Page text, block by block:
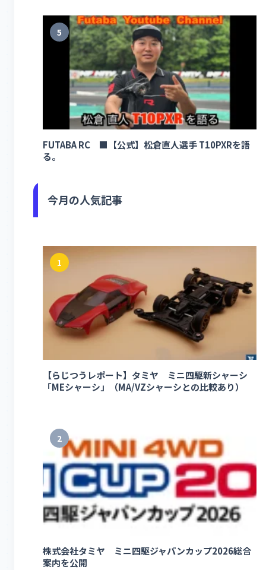
5
FUTABA RC ■【公式】松倉直人選手 T10PXRを語
る。
今月の人気記事
1
【らじつうレポート】タミヤ ミニ四駆新シャーシ
「MEシャーシ」（MA/VZシャーシとの比較あり）
2
株式会社タミヤ ミニ四駆ジャパンカップ2026総合
案内を公開